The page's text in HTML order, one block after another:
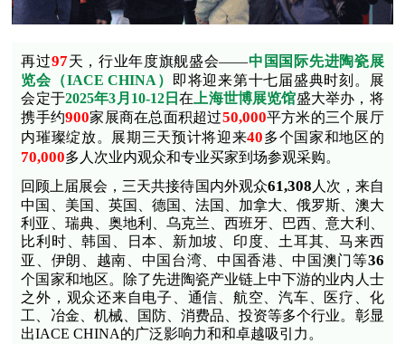
再过97天，行业年度旗舰盛会——中国国际先进陶瓷展
览会（IACE CHINA）
即将迎来第十七届盛典时刻。展
会定于2025年3月10-12日在 上海世博展览馆盛大举办，将
携手约900家展商在总面积超过50,000平方米的三个展厅
内璀璨绽放。展期三天预计将迎来40多个国家和地区的
70,000多人次业内观众和专业买家到场参观采购。
回顾上届展会，三天共接待国内外观众61,308 人次，来自
中国、美国、英国、德国、法国、加拿大、俄罗斯、澳大
利亚、瑞典、奥地利、乌克兰、西班牙、巴西、意大利、
比利时、韩国、日本、新加坡、印度、土耳其、马来西
亚、伊朗、越南、中国台湾、中国香港、中国澳门等36
个国家和地区。除了先进陶瓷产业链上中下游的业内人士
之外，观众还来自电子、通信、航空、汽车、医疗、化
工、冶金、机械、国防、消费品、投资等多个行业。彰显
出IACE CHINA的广泛影响力和和卓越吸引力。